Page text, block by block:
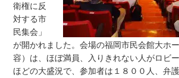
衛権に反
対する市
民集会」
が開かれました。会場の福岡市民会館大ホ
容）は、ほぼ満員、入りきれない人がロビ
ほどの大盛況で、参加者は１８００人、弁